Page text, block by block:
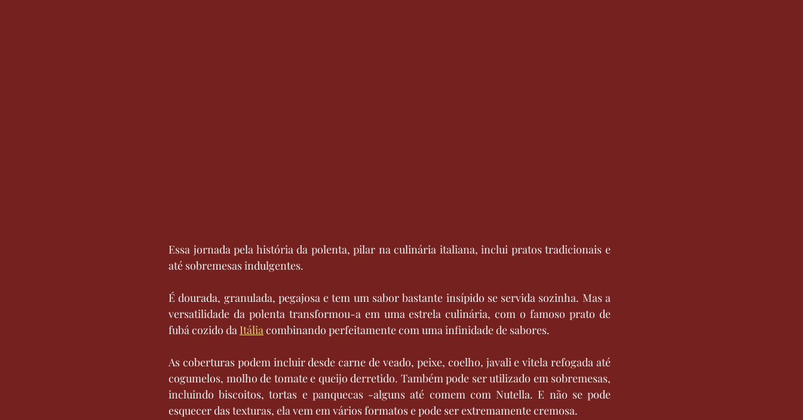
Essa jornada pela história da polenta, pilar na culinária italiana, inclui pratos tradicionais e
até sobremesas indulgentes.
É dourada, granulada, pegajosa e tem um sabor bastante insípido se servida sozinha. Mas a
versatilidade da polenta transformou-a em uma estrela culinária, com o famoso prato de
fubá cozido da Itália combinando perfeitamente com uma infinidade de sabores.
As coberturas podem incluir desde carne de veado, peixe, coelho, javali e vitela refogada até
cogumelos, molho de tomate e queijo derretido. Também pode ser utilizado em sobremesas,
incluindo biscoitos, tortas e panquecas -alguns até comem com Nutella. E não se pode
esquecer das texturas, ela vem em vários formatos e pode ser extremamente cremosa.